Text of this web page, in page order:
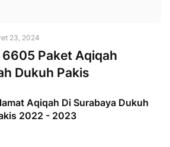
23, 2024
Paket Aqiqah
Dukuh Pakis
Aqiqah Di Surabaya Dukuh
2022 - 2023